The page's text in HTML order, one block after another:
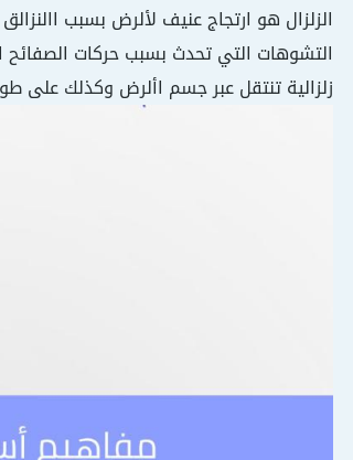
الزلزال هو ارتجاج عنيف لألرض بسبب
التشوهات التي تحدث بسبب حركات
زلزالية تنتقل عبر جسم األرض وكذلك على